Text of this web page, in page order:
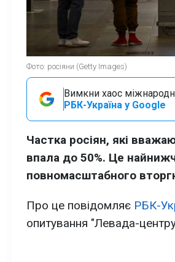
Фото: росіяни (Getty Images)
Вимкни хаос
РБК-Україна у Google
Частка росіян, які
впала до 50%. Це
повномасштабного
Про це повідомляє РБК-
опитування "Левада-